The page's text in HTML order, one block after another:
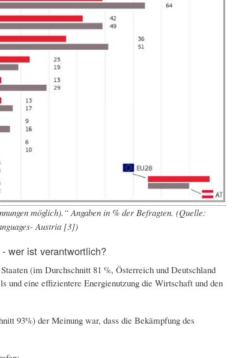
möglich).“ Angaben in % der Befragten. (Quelle:
Austria [3])
wer ist verantwortlich?
(im Durchschnitt 81 %, Österreich und Deutschland
und eine effizientere Energienutzung die Wirtschaft und den
93%) der Meinung war, dass die Bekämpfung des